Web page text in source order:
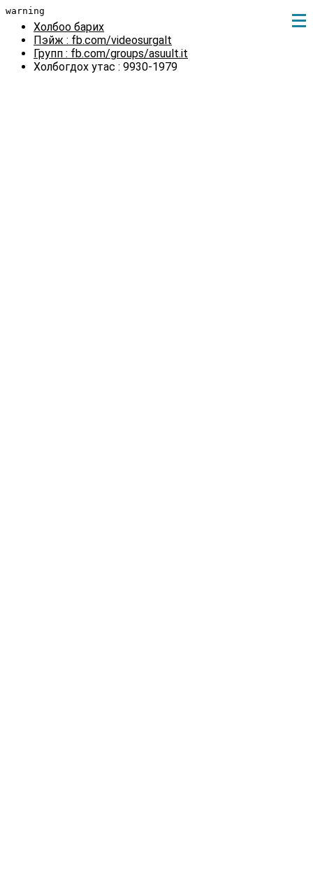
warning
Холбоо барих
Пэйж : fb.com/videosurgalt
Групп : fb.com/groups/asuult.it
Холбогдох утас : 9930-1979